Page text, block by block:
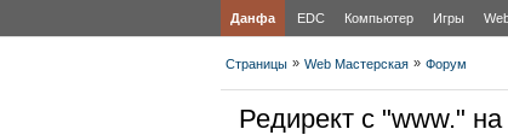
Данфа EDC Компьютер Игры
Страницы » Web Мастерская » Форум
Редирект с "www."